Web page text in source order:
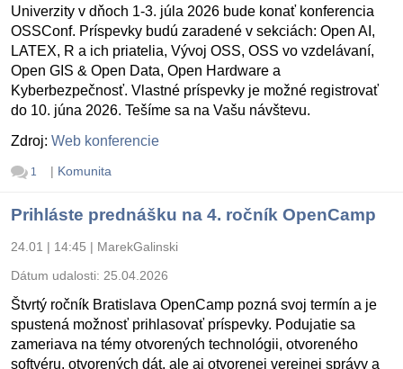
Univerzity v dňoch 1-3. júla 2026 bude konať konferencia
OSSConf. Príspevky budú zaradené v sekciách: Open AI,
LATEX, R a ich priatelia, Vývoj OSS, OSS vo vzdelávaní,
Open GIS & Open Data, Open Hardware a
Kyberbezpečnosť. Vlastné príspevky je možné registrovať
do 10. júna 2026. Tešíme sa na Vašu návštevu.
Zdroj: Web konferencie
1 | Komunita
Prihláste prednášku na 4. ročník OpenCamp
24.01 | 14:45 | MarekGalinski
Dátum udalosti: 25.04.2026
Štvrtý ročník Bratislava OpenCamp pozná svoj termín a je
spustená možnosť prihlasovať príspevky. Podujatie sa
zameriava na témy otvorených technológii, otvoreného
softvéru, otvorených dát, ale aj otvorenej verejnej správy a